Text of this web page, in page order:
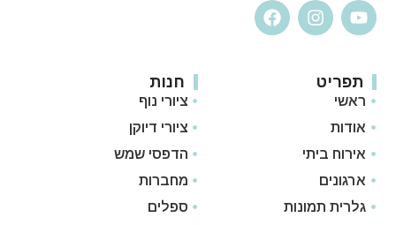
תפריט
ראשי
אודות
אירוח ביתי
ארגונים
גלרית תמונות
חנות
ציורי נוף
ציורי דיוקן
הדפסי שמש
מחברות
ספלים